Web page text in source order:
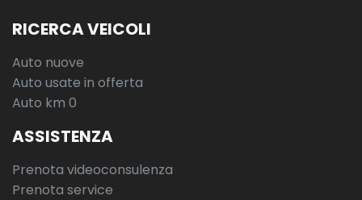
RICERCA VEICOLI
Auto nuove
Auto usate in offerta
Auto km 0
ASSISTENZA
Prenota videoconsulenza
Prenota service